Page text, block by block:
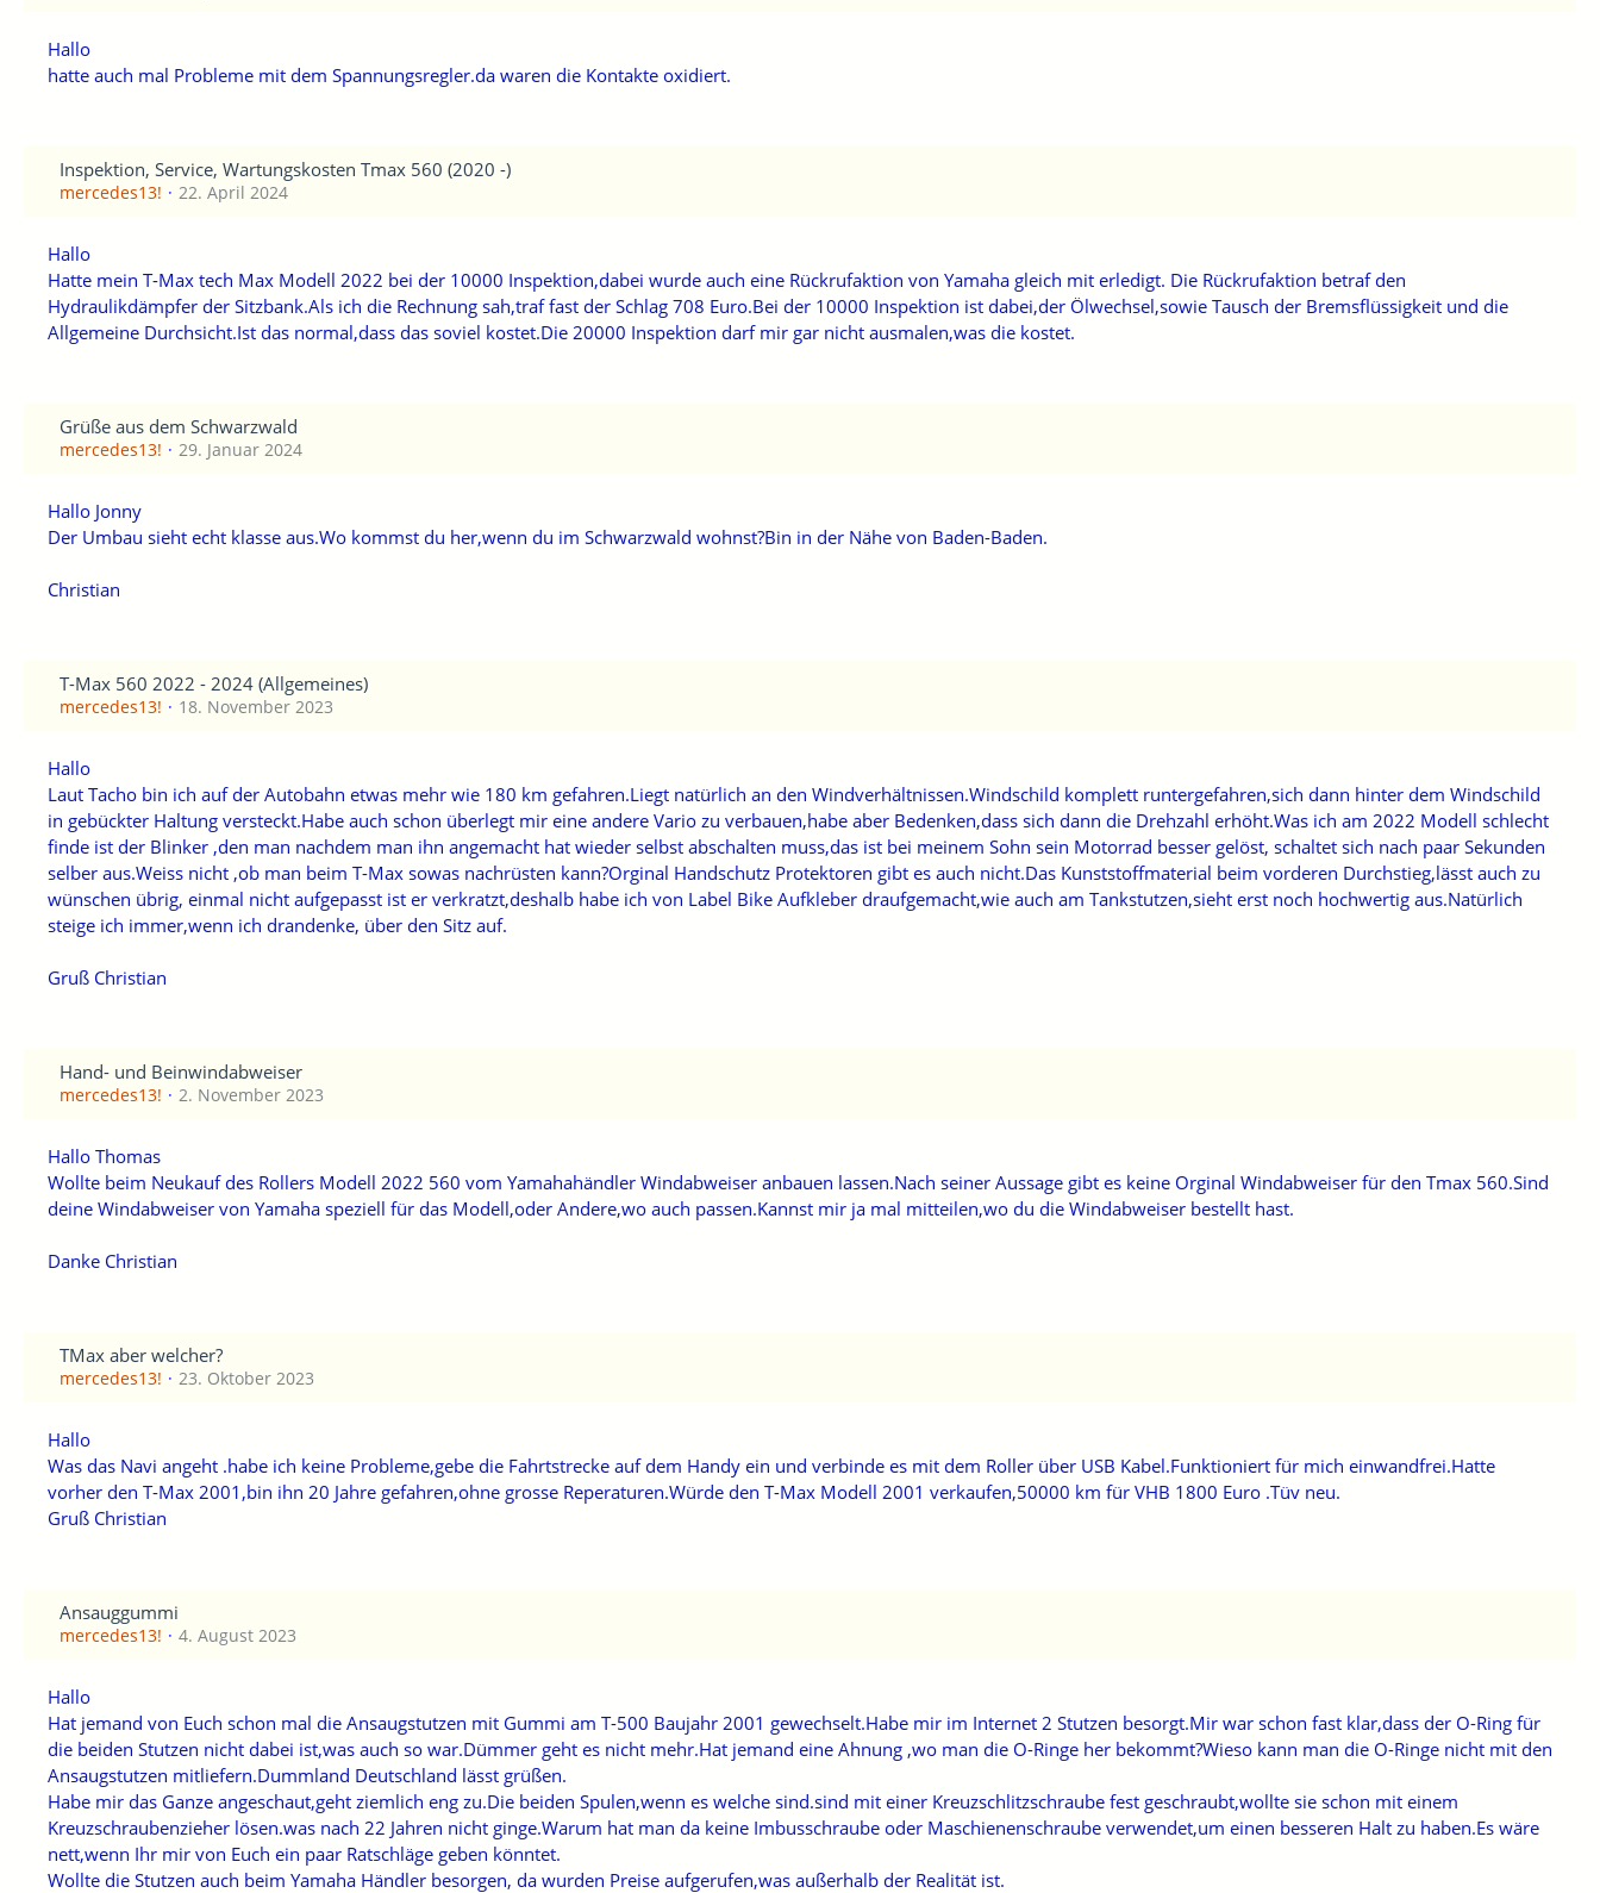
Hallo
hatte auch mal Probleme mit dem Spannungsregler.da waren die Kontakte oxidiert.
Inspektion, Service, Wartungskosten Tmax 560 (2020 -)
mercedes13! 22. April 2024
Hallo
Hatte mein T-Max tech Max Modell 2022 bei der 10000 Inspektion,dabei wurde auch eine Rückrufaktion von Yamaha gleich mit erledigt. Die Rückrufaktion betraf den
Hydraulikdämpfer der Sitzbank.Als ich die Rechnung sah,traf fast der Schlag 708 Euro.Bei der 10000 Inspektion ist dabei,der Ölwechsel,sowie Tausch der Bremsflüssigkeit und die
Allgemeine Durchsicht.Ist das normal,dass das soviel kostet.Die 20000 Inspektion darf mir gar nicht ausmalen,was die kostet.
Grüße aus dem Schwarzwald
mercedes13! 29. Januar 2024
Hallo Jonny
Der Umbau sieht echt klasse aus.Wo kommst du her,wenn du im Schwarzwald wohnst?Bin in der Nähe von Baden-Baden.
Christian
T-Max 560 2022 - 2024 (Allgemeines)
mercedes13! 18. November 2023
Hallo
Laut Tacho bin ich auf der Autobahn etwas mehr wie 180 km gefahren.Liegt natürlich an den Windverhältnissen.Windschild komplett runtergefahren,sich dann hinter dem Windschild
in gebückter Haltung versteckt.Habe auch schon überlegt mir eine andere Vario zu verbauen,habe aber Bedenken,dass sich dann die Drehzahl erhöht.Was ich am 2022 Modell schlecht
finde ist der Blinker ,den man nachdem man ihn angemacht hat wieder selbst abschalten muss,das ist bei meinem Sohn sein Motorrad besser gelöst, schaltet sich nach paar Sekunden
selber aus.Weiss nicht ,ob man beim T-Max sowas nachrüsten kann?Orginal Handschutz Protektoren gibt es auch nicht.Das Kunststoffmaterial beim vorderen Durchstieg,lässt auch zu
wünschen übrig, einmal nicht aufgepasst ist er verkratzt,deshalb habe ich von Label Bike Aufkleber draufgemacht,wie auch am Tankstutzen,sieht erst noch hochwertig aus.Natürlich
steige ich immer,wenn ich drandenke, über den Sitz auf.
Gruß Christian
Hand- und Beinwindabweiser
mercedes13! 2. November 2023
Hallo Thomas
Wollte beim Neukauf des Rollers Modell 2022 560 vom Yamahahändler Windabweiser anbauen lassen.Nach seiner Aussage gibt es keine Orginal Windabweiser für den Tmax 560.Sind
deine Windabweiser von Yamaha speziell für das Modell,oder Andere,wo auch passen.Kannst mir ja mal mitteilen,wo du die Windabweiser bestellt hast.
Danke Christian
TMax aber welcher?
mercedes13! 23. Oktober 2023
Hallo
Was das Navi angeht .habe ich keine Probleme,gebe die Fahrtstrecke auf dem Handy ein und verbinde es mit dem Roller über USB Kabel.Funktioniert für mich einwandfrei.Hatte
vorher den T-Max 2001,bin ihn 20 Jahre gefahren,ohne grosse Reperaturen.Würde den T-Max Modell 2001 verkaufen,50000 km für VHB 1800 Euro .Tüv neu.
Gruß Christian
Ansauggummi
mercedes13! 4. August 2023
Hallo
Hat jemand von Euch schon mal die Ansaugstutzen mit Gummi am T-500 Baujahr 2001 gewechselt.Habe mir im Internet 2 Stutzen besorgt.Mir war schon fast klar,dass der O-Ring für
die beiden Stutzen nicht dabei ist,was auch so war.Dümmer geht es nicht mehr.Hat jemand eine Ahnung ,wo man die O-Ringe her bekommt?Wieso kann man die O-Ringe nicht mit den
Ansaugstutzen mitliefern.Dummland Deutschland lässt grüßen.
Habe mir das Ganze angeschaut,geht ziemlich eng zu.Die beiden Spulen,wenn es welche sind.sind mit einer Kreuzschlitzschraube fest geschraubt,wollte sie schon mit einem
Kreuzschraubenzieher lösen.was nach 22 Jahren nicht ginge.Warum hat man da keine Imbusschraube oder Maschienenschraube verwendet,um einen besseren Halt zu haben.Es wäre
nett,wenn Ihr mir von Euch ein paar Ratschläge geben könntet.
Wollte die Stutzen auch beim Yamaha Händler besorgen, da wurden Preise aufgerufen,was außerhalb der Realität ist.